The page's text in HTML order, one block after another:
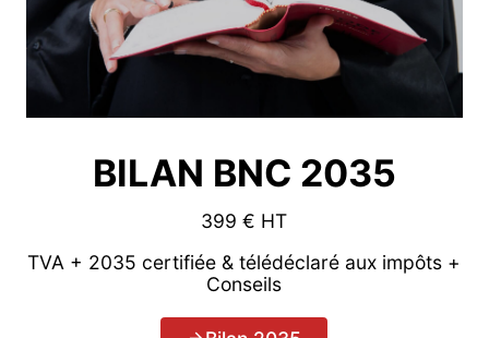
BILAN BNC 2035
399 € HT
TVA + 2035 certifiée & télédéclaré aux impôts +
Conseils